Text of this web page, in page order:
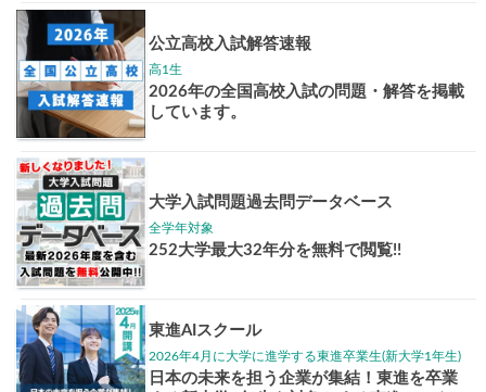
大学入試偏差値ランキング
お知らせ・イベント
高3生・高2生・高1生対
東進の実力講師陣